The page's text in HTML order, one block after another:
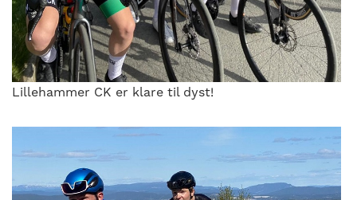
Lillehammer CK er klare til dyst!